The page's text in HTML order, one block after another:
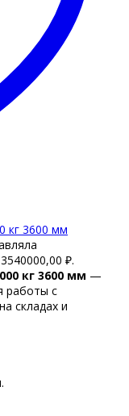
кг 3600 мм
₽.
кг 3600 мм —
работы с
складах и